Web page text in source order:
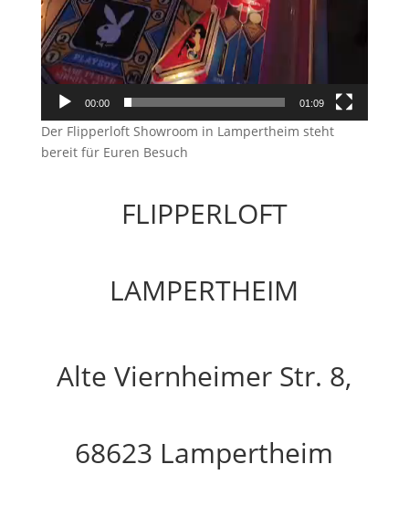
00:00 01:09
Der Flipperloft Showroom in Lampertheim steht
bereit für Euren Besuch
FLIPPERLOFT
LAMPERTHEIM
Alte Viernheimer Str. 8,
68623 Lampertheim